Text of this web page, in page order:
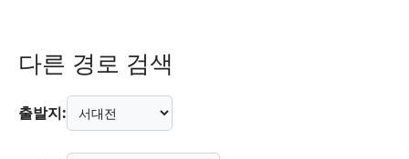
다른 경로 검색
출발지: